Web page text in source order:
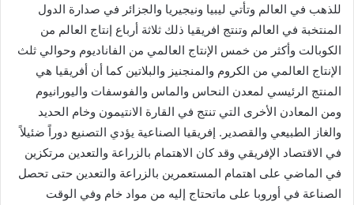
للذهب في العالم وتأتي ليبيا ونيجيريا والجزائر في صدارة الدول
المنتخبة في العالم وتنتج افريقيا ذلك ثلاثة أرباع إنتاج العالم من
الكوبالت وأكثر من خمس الإنتاج العالمي من الفاناديوم وحوالي ثلث
الإنتاج العالمي من الكروم والمنجنيز والبلاتين كما أن أفريقيا هي
المنتج الرئيسي لمعدن النحاس والماس والفوسفات واليورانيوم
ومن المعادن الأخرى التي تنتج في القارة الانتيمون وخام الحديد
والغاز الطبيعي والقصدير. إفريقيا الصناعية يؤدي التصنيع دوراً ضئيلاً
في الاقتصاد الإفريقي وقد كان الاهتمام بالزراعة والتعدين مرتكزين
في الماضي على اهتمام المستعمرين بالزراعة والتعدين حتى تحصل
الصناعة في أوروبا على ماتحتاج إليه من مواد خام وفي الوقت